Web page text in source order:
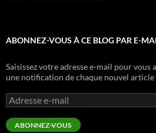
ABONNEZ-VOUS À CE BLOG PAR E-
Saisissez votre adresse e-mail pour vous
une notification de chaque nouvel article
Adresse
e-
mail
ABONNEZ-VOUS